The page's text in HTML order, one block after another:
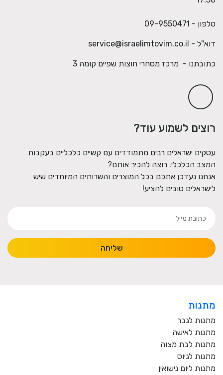
טלפון - 09-9550471
דוא"ל - service@israelimtovim.co.il
כתובתנו - מרכז מסחרי חוצות שפיים קומה 3
רוצים לשמוע עוד?
עסקים ישראלים רבים מתמודדים עם קשיים כלכליים בעקבות
המצב הכלכלי. רוצה להכיר אותם?
אנחנו נעדכן אתכם בכל המוצרים והשרותים המיוחדים שיש
לישראלים טובים להציע!
שליחה
מתנות
מתנות לגבר
מתנות לאישה
מתנות לבת מצוה
מתנות לגיוס
מתנות ליום נישואין